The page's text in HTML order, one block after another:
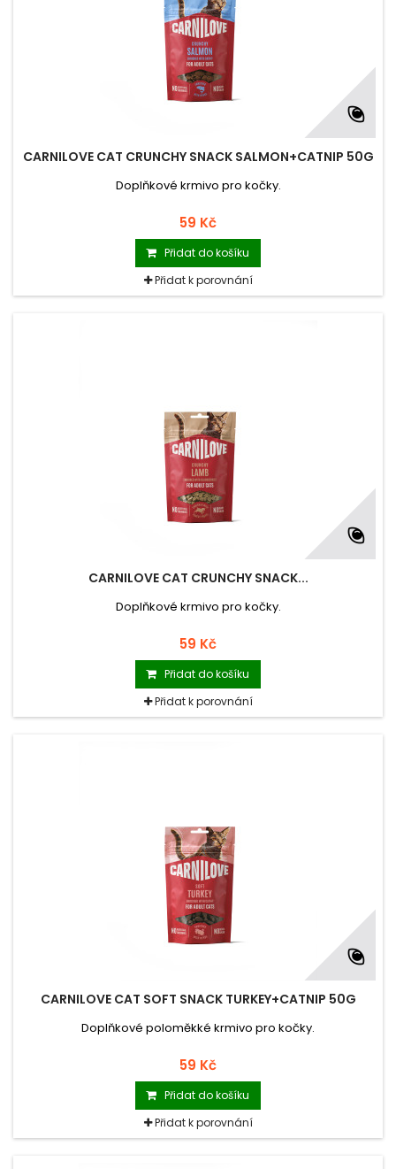
CARNILOVE CAT CRUNCHY SNACK SALMON+CATNIP 50G
Doplňkové krmivo pro kočky.
59 Kč
Přidat do košíku
Přidat k porovnání
CARNILOVE CAT CRUNCHY SNACK...
Doplňkové krmivo pro kočky.
59 Kč
Přidat do košíku
Přidat k porovnání
CARNILOVE CAT SOFT SNACK TURKEY+CATNIP 50G
Doplňkové poloměkké krmivo pro kočky.
59 Kč
Přidat do košíku
Přidat k porovnání